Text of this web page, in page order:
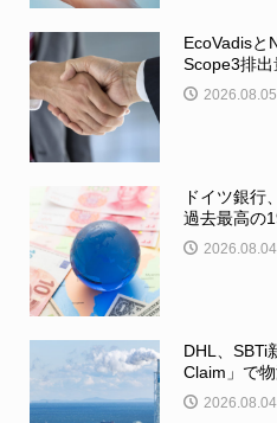
EcoVadisと
Scope3排出
2026.08.05
ドイツ銀行
過去最高の
2026.08.04
DHL、
Claim」で
2026.08.04